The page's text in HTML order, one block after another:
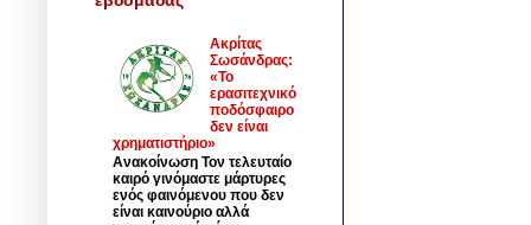
Ακρίτας
Σωσάνδρας:
«Το
ερασιτεχνικό
ποδόσφαιρο
δεν είναι
χρηματιστήριο»
Ανακοίνωση Τον τελευταίο
καιρό γινόμαστε μάρτυρες
ενός φαινόμενου που δεν
είναι καινούριο αλλά